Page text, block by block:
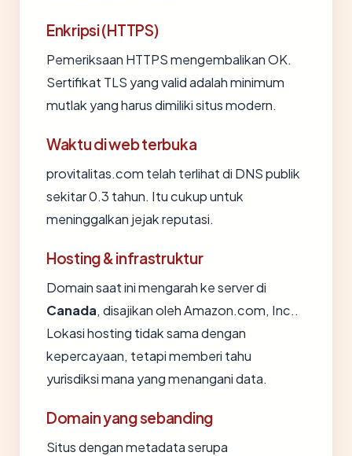
Enkripsi (HTTPS)
Pemeriksaan HTTPS mengembalikan OK.
Sertifikat TLS yang valid adalah minimum
mutlak yang harus dimiliki situs modern.
Waktu di web terbuka
provitalitas.com telah terlihat di DNS publik
sekitar 0.3 tahun. Itu cukup untuk
meninggalkan jejak reputasi.
Hosting & infrastruktur
Domain saat ini mengarah ke server di
Canada, disajikan oleh Amazon.com, Inc..
Lokasi hosting tidak sama dengan
kepercayaan, tetapi memberi tahu
yurisdiksi mana yang menangani data.
Domain yang sebanding
Situs dengan metadata serupa